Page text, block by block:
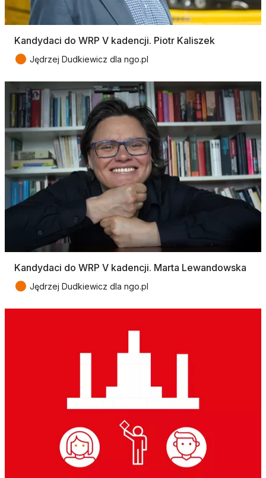
Kandydaci do WRP V kadencji. Piotr Kaliszek
● Jędrzej Dudkiewicz dla ngo.pl
Kandydaci do WRP V kadencji. Marta Lewandowska
● Jędrzej Dudkiewicz dla ngo.pl